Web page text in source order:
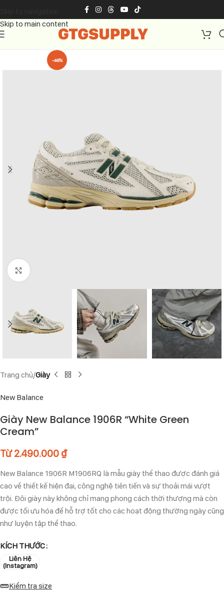
Skip to main content
-46%
Click to enlarge
Trang chủ Giày
New Balance
Giày New Balance 1906R “White Green
Cream”
Từ2.490.000 ₫
New Balance 1906R M1906RQ là mẫu giày thể thao được đánh giá
cao về thiết kế hiện đại, công nghệ tiên tiến và sự thoải mái vượt
trội. Đôi giày này không chỉ mang phong cách thời thượng mà còn
được tối ưu hóa để hỗ trợ tốt cho các hoạt động thường ngày cũng
như luyện tập thể thao.
KÍCH THƯỚC
Liên Hệ
(Instagram)
Kiểm tra size